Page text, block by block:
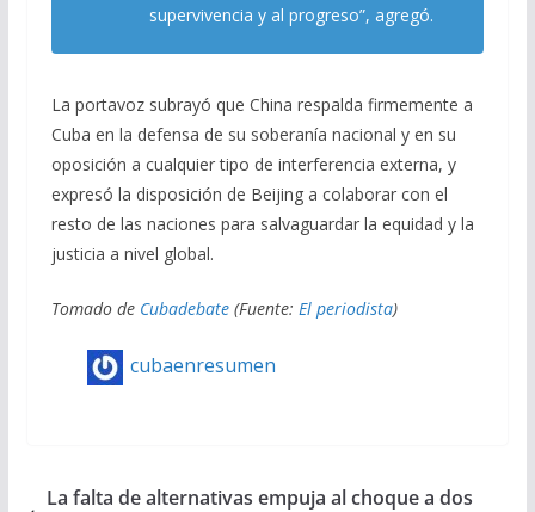
supervivencia y al progreso”, agregó.
La portavoz subrayó que China respalda firmemente a
Cuba en la defensa de su soberanía nacional y en su
oposición a cualquier tipo de interferencia externa, y
expresó la disposición de Beijing a colaborar con el
resto de las naciones para salvaguardar la equidad y la
justicia a nivel global.
Tomado de Cubadebate(Fuente: El periodista)
cubaenresumen
La falta de alternativas empuja al choque a dos